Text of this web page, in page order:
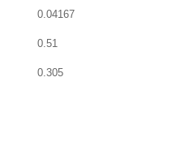
0.04167
0.51
0.305